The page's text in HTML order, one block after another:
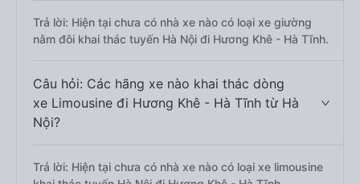
Trả lời: Hiện tại chưa có nhà xe nào có loại xe giường
nằm đôi khai thác tuyến Hà Nội đi Hương Khê - Hà Tĩnh.
Câu hỏi: Các hãng xe nào khai thác dòng
xe Limousine đi Hương Khê - Hà Tĩnh từ Hà
Nội?
Trả lời: Hiện tại chưa có nhà xe nào có loại xe limousine